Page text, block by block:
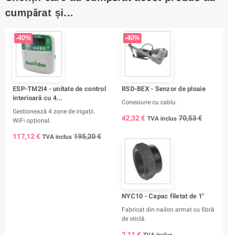
cumpărat și...
-40%
ESP-TM2I4 - unitate de control
interioară cu 4...
Gestionează 4 zone de irigații.
WiFi opțional.
117,12 € TVA inclus 195,20 €
-40%
RSD-BEX - Senzor de ploaie
Conexiune cu cablu.
42,32 € TVA inclus 70,53 €
NYC10 - Capac filetat de 1"
Fabricat din nailon armat cu fibră
de sticlă.